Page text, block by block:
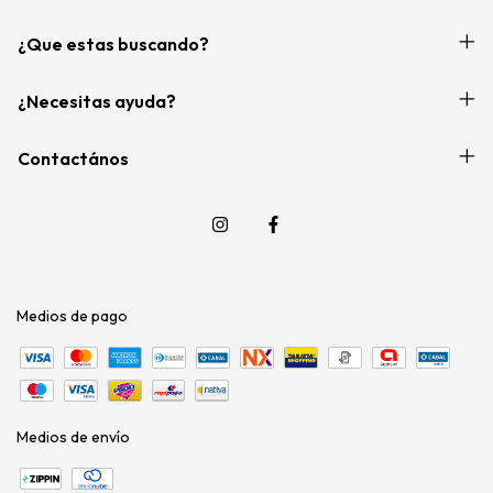
¿Que estas buscando?
¿Necesitas ayuda?
Contactános
Medios de pago
Medios de envío